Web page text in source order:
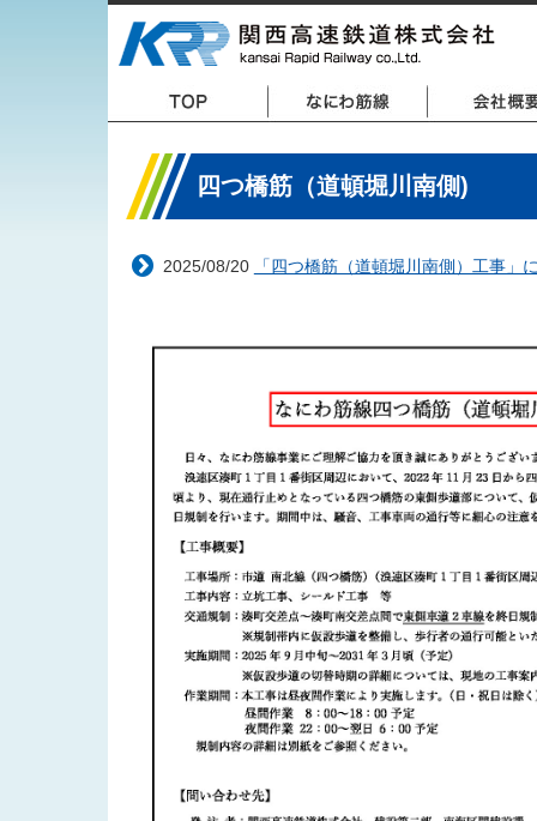
四つ橋筋（道頓堀川南側)
2025/08/20 「四つ橋筋（道頓堀川南側）工事